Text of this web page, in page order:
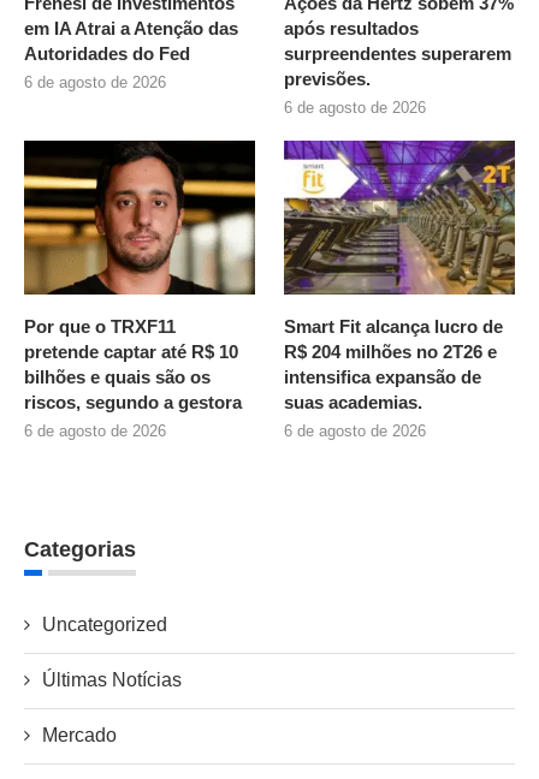
em IA Atrai a Atenção das
Autoridades do Fed
6 de agosto de 2026
após resultados
surpreendentes superarem
previsões.
6 de agosto de 2026
Por que o TRXF11
pretende captar até R$ 10
bilhões e quais são os
riscos, segundo a gestora
6 de agosto de 2026
Smart Fit alcança lucro de
R$ 204 milhões no 2T26 e
intensifica expansão de
suas academias.
6 de agosto de 2026
Categorias
Uncategorized
Últimas Notícias
Mercado